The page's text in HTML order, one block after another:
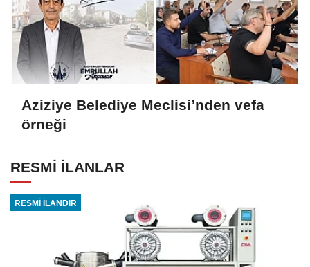
Aziziye Belediye Meclisi’nden vefa
örneği
RESMİ İLANLAR
RESMİ İLANDIR